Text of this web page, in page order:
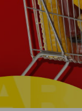
Entrega em casa
no próprio dia